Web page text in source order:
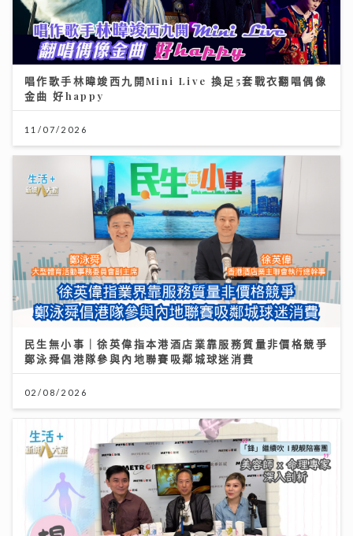
唱作歌手林暐竣西九開Mini Live 換足5套戰衣翻唱偶像
金曲 好happy
11/07/2026
民生無小事｜徐英偉指本港酒店業靠服務質量非價格競爭
鄭泳舜倡港隊參與內地聯賽吸鄰城球迷消費
02/08/2026